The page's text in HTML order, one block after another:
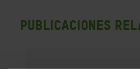
PUBLICACIONES